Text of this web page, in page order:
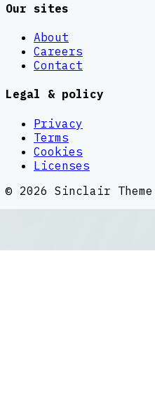
Our sites
About
Careers
Contact
Legal & policy
Privacy
Terms
Cookies
Licenses
© 2026 Sinclair Theme